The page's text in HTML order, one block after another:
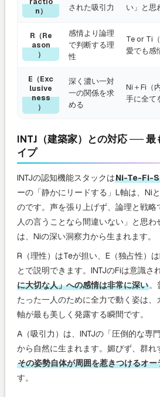
n）
された吸引力
い」と思
R（Re
ason
）
感情より論理
で判断する理
性
Te or Ti
愛でも感
E（Exc
lusive
ness
）
深く濃い一対
一の関係を求
める
Ni＋Fi（
手に全て
INTJ（建築家）との対応 ── 最
イプ
INTJの認知機能スタックはNi-Te-Fi-
ーの「静かにリードする」L軸は、Ni
のです。声を張り上げず、論理と戦
人の言うことなら間違いない」と思
は、Niの深い洞察力から生まれます。
R（理性）はTeが担い、E（独占性）
とで説明できます。INTJのFiは意識さ
に大切な人」への感情は非常に深い。
たった一人のために全力で動く姿は、
軸が最も美しく発露する瞬間です。
A（吸引力）は、INTJの「圧倒的な専
から自然に生まれます。媚びず、群れ
その姿勢自体が周囲を惹きつけるオー
す。